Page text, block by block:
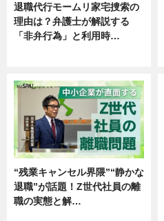
退職代行モームリ家宅捜索の
理由は？弁護士が解説する
「非弁行為」と利用時…
“残業キャンセル界隈”“静かな
退職”が話題！Z世代社員の離
職の実態と解…